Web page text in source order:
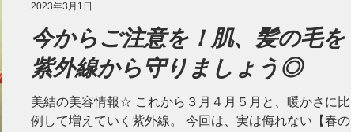
今からご注意を！肌、髪の毛を
紫外線から守りましょう◎
美結の美容情報☆ これから３月４月５月と、暖かさに比
例して増えていく紫外線。 今回は、実は侮れない【春の
2023年3月1日